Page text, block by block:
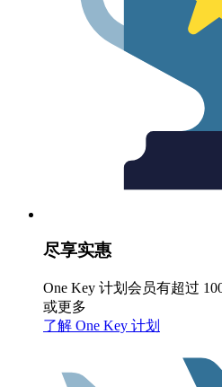
尽享实惠
One Key 计划会员有超过
或更多
了解 One Key 计划